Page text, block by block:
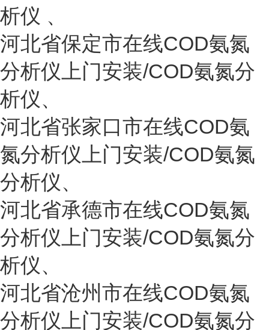
析仪 、
河北省保定市在线COD氨氮
分析仪上门安装/COD氨氮分
析仪、
河北省张家口市在线COD氨
氮分析仪上门安装/COD氨氮
分析仪、
河北省承德市在线COD氨氮
分析仪上门安装/COD氨氮分
析仪、
河北省沧州市在线COD氨氮
分析仪上门安装/COD氨氮分